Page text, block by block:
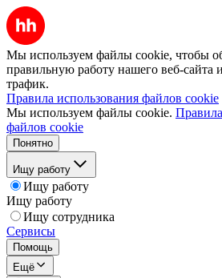
Мы используем файлы cookie, чтобы
правильную работу нашего веб-сайта
трафик.
Правила использования файлов cookie
Мы используем файлы cookie.
файлов cookie
Понятно
Ищу работу
Ищу работу
Ищу работу
Ищу сотрудника
Сервисы
Помощь
Ещё